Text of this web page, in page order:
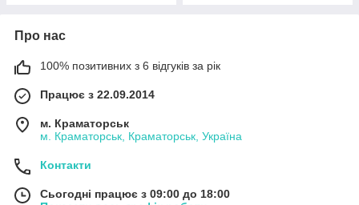
Про нас
100% позитивних з 6 відгуків за рік
Працює з 22.09.2014
м. Краматорськ
м. Краматорськ, Краматорськ, Україна
Контакти
Сьогодні працює з 09:00 до 18:00